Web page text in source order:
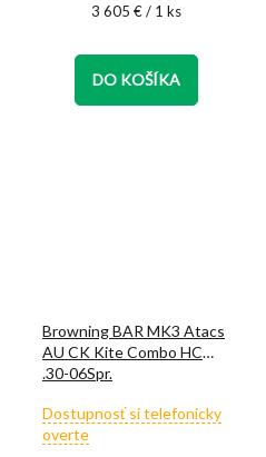
z
hviezdičiek.
Jednotková
3 605 € / 1 ks
DO KOŠÍKA
Browning BAR MK3 Atacs
AU CK Kite Combo HC
.30-06Spr.
Priemerné
hodnotenie
Dostupnosť si telefonicky
overte